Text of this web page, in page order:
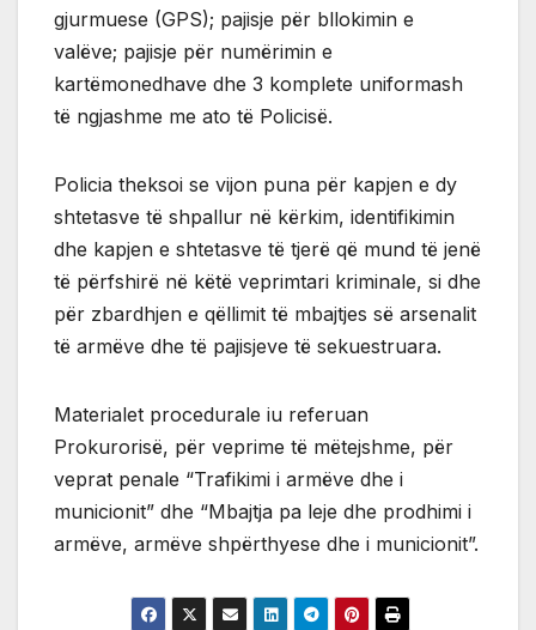
gjurmuese (GPS); pajisje për bllokimin e
valëve; pajisje për numërimin e
kartëmonedhave dhe 3 komplete uniformash
të ngjashme me ato të Policisë.
Policia theksoi se vijon puna për kapjen e dy
shtetasve të shpallur në kërkim, identifikimin
dhe kapjen e shtetasve të tjerë që mund të jenë
të përfshirë në këtë veprimtari kriminale, si dhe
për zbardhjen e qëllimit të mbajtjes së arsenalit
të armëve dhe të pajisjeve të sekuestruara.
Materialet procedurale iu referuan
Prokurorisë, për veprime të mëtejshme, për
veprat penale “Trafikimi i armëve dhe i
municionit” dhe “Mbajtja pa leje dhe prodhimi i
armëve, armëve shpërthyese dhe i municionit”.